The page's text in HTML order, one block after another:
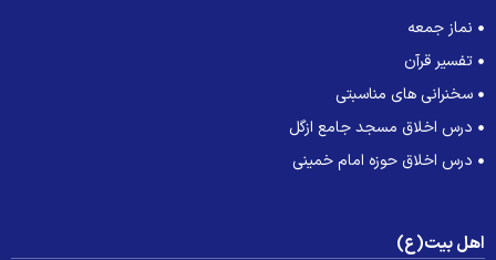
نماز جمعه
تفسیر قرآن
سخنرانی های مناسبتی
درس اخلاق مسجد جامع ازگل
درس اخلاق حوزه امام خمینی
بیت(ع)